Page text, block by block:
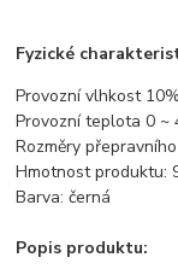
Fyzické
Provozní vlhkost
Provozní teplota 0 ~
Rozměry
Hmotnost produktu:
Barva: černá
Popis produktu: